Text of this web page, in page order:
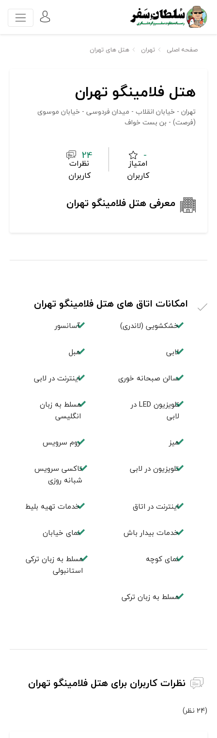
صفحه اصلی تهران هتل های تهران
هتل فلامینگو تهران
تهران - خیابان انقلاب - میدان فردوسی - خیابان موسوی
(فرصت) - بن بست خواف
-
امتیاز
کاربران
24
نظرات
کاربران
معرفی هتل فلامینگو تهران
امکانات اتاق های هتل فلامینگو تهران
خشکشویی (لاندری) آسانسور
لابی مبل
سالن صبحانه خوری اينترنت در لابی
تلويزيون LED در
لابی
مسلط به زبان
انگليسی
ميز روم سرويس
تلویزیون در لابی
تاکسی سرویس
شبانه روزی
اينترنت در اتاق خدمات تهيه بليط
خدمات بیدار باش نمای خیابان
نمای کوچه
مسلط به زبان ترکی
استانبولی
مسلط به زبان ترکی
نظرات کاربران برای هتل فلامینگو تهران
(24 نظر)